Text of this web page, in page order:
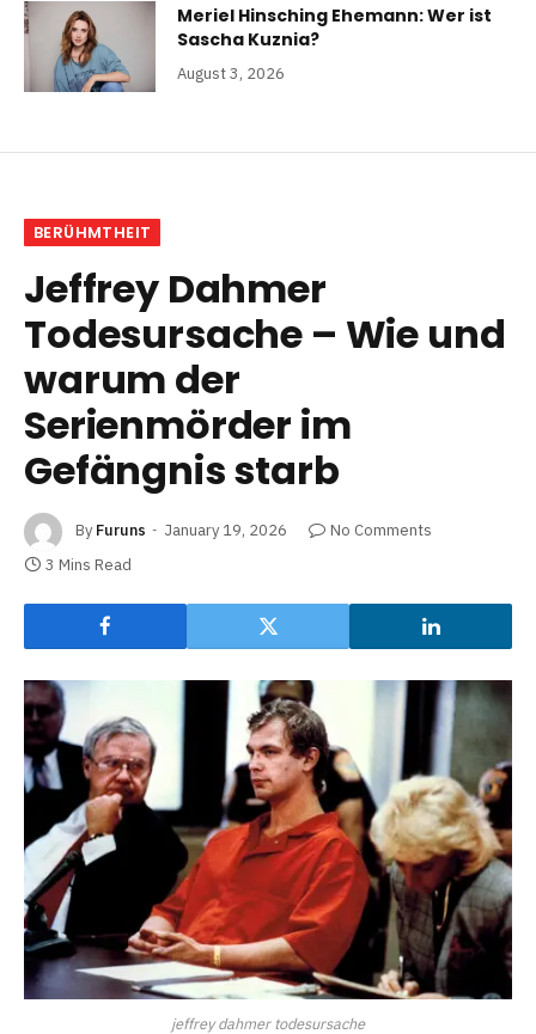
Meriel Hinsching Ehemann: Wer ist
Sascha Kuznia?
August 3, 2026
BERÜHMTHEIT
Jeffrey Dahmer
Todesursache – Wie und
warum der
Serienmörder im
Gefängnis starb
By Furuns January 19, 2026
No Comments
3 Mins Read
jeffrey dahmer todesursache